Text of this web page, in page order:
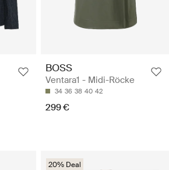
BOSS
Ventara1 - Midi-Röcke
34 36 38 40 42
299 €
20% Deal